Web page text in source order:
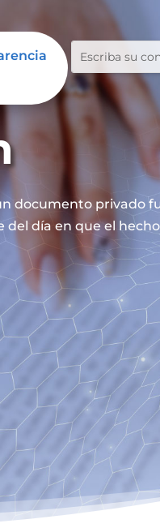
documento privado
día en que el